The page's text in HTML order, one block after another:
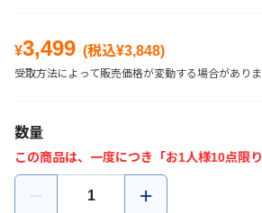
¥3,499 (税込¥3,848)
受取方法によって販売価格が変動する場合がありま
数量
この商品は、一度につき「お1人様10点限り